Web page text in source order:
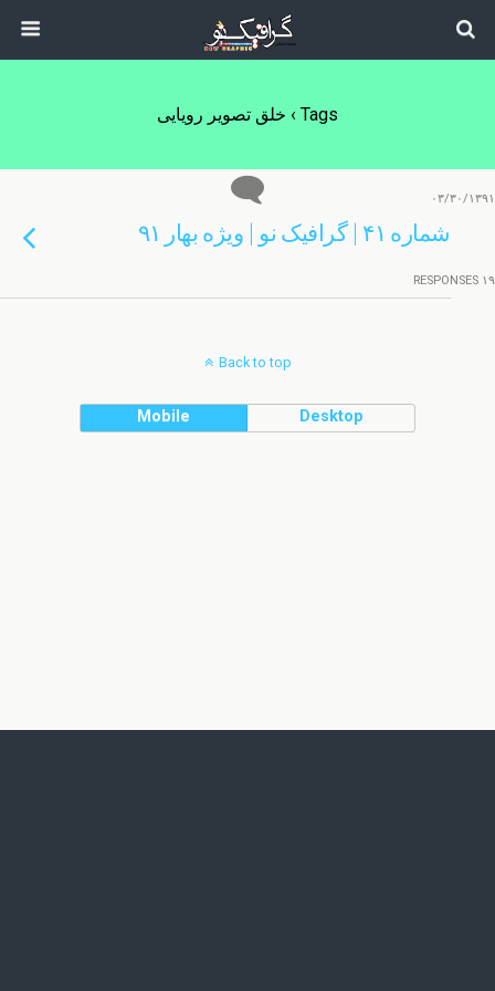
Tags › خلق تصویر رویایی
۰۳/۳۰/۱۳۹۱
شماره ۴۱ | گرافیک نو | ویژه بهار ۹۱
۱۹ RESPONSES
Back to top
Mobile Desktop